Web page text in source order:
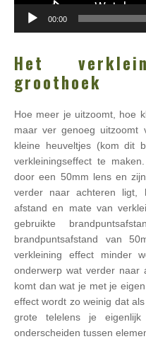
00:00
Het
groothoek
Hoe meer je uitzoomt, hoe
maar ver genoeg uitzoomt
kleine heuveltjes (kom dit
verkleiningseffect te
door een 50mm lens en
verder naar achteren ligt,
afstand en mate van
gebruikte
brandpuntsafstand van
verkleining effect minder
onderwerp wat verder
komt dan wat je met je
effect wordt zo weinig dat
grote telelens je
onderscheiden tussen